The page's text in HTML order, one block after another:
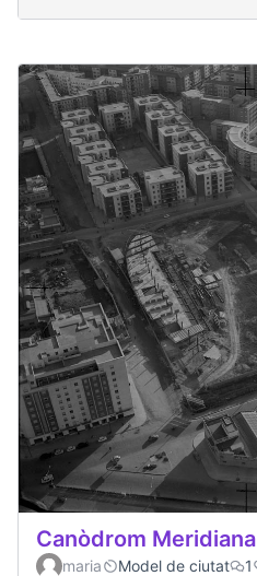
Canòdrom Meridiana
maria Model de ciutat 1